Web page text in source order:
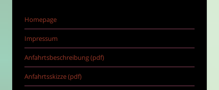
Homepage
Impressum
Anfahrtsbeschreibung (pdf)
Anfahrtsskizze (pdf)